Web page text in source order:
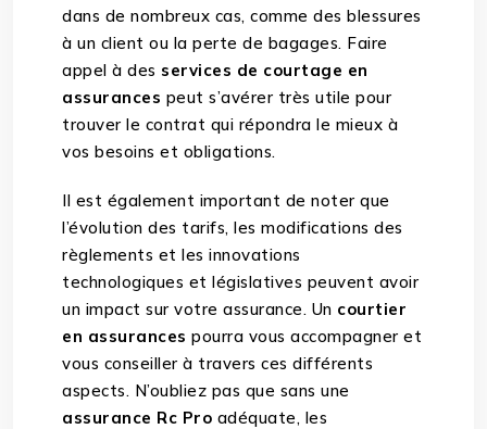
dans de nombreux cas, comme des blessures
à un client ou la perte de bagages. Faire
appel à des services de courtage en
assurances peut s’avérer très utile pour
trouver le contrat qui répondra le mieux à
vos besoins et obligations.
Il est également important de noter que
l’évolution des tarifs, les modifications des
règlements et les innovations
technologiques et législatives peuvent avoir
un impact sur votre assurance. Un courtier
en assurances pourra vous accompagner et
vous conseiller à travers ces différents
aspects. N’oubliez pas que sans une
assurance Rc Pro adéquate, les